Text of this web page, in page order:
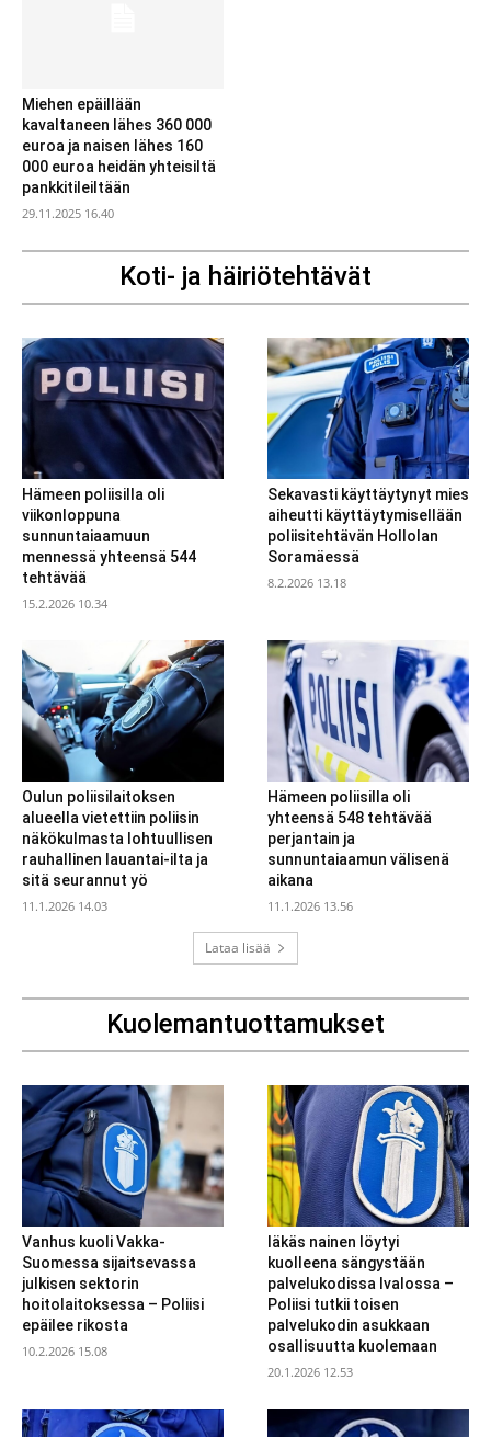
Miehen epäillään
kavaltaneen lähes 360 000
euroa ja naisen lähes 160
000 euroa heidän yhteisiltä
pankkitileiltään
29.11.2025 16.40
Koti- ja häiriötehtävät
Hämeen poliisilla oli
viikonloppuna
sunnuntaiaamuun
mennessä yhteensä 544
tehtävää
15.2.2026 10.34
Sekavasti käyttäytynyt mies
aiheutti käyttäytymisellään
poliisitehtävän Hollolan
Soramäessä
8.2.2026 13.18
Oulun poliisilaitoksen
alueella vietettiin poliisin
näkökulmasta lohtuullisen
rauhallinen lauantai-ilta ja
sitä seurannut yö
11.1.2026 14.03
Hämeen poliisilla oli
yhteensä 548 tehtävää
perjantain ja
sunnuntaiaamun välisenä
aikana
11.1.2026 13.56
Lataa lisää
Kuolemantuottamukset
Vanhus kuoli Vakka-
Suomessa sijaitsevassa
julkisen sektorin
hoitolaitoksessa – Poliisi
epäilee rikosta
10.2.2026 15.08
Iäkäs nainen löytyi
kuolleena sängystään
palvelukodissa Ivalossa –
Poliisi tutkii toisen
palvelukodin asukkaan
osallisuutta kuolemaan
20.1.2026 12.53